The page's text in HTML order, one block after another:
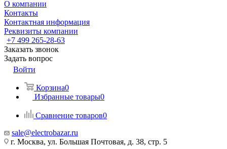
О компании
Контакты
Контактная информация
Реквизиты компании
+7 499 265-28-63
Заказать звонок
Задать вопрос
Войти
Корзина0
Избранные товары0
Сравнение товаров0
sale@electrobazar.ru
г. Москва, ул. Большая Почтовая, д. 38, стр. 5